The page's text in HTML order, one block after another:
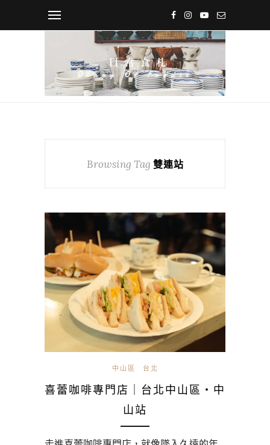
Browsing Tag 雙連站
中山區 台北
喜蕾咖啡專門店｜台北中山區・中
山站